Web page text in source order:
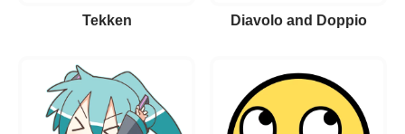
Tekken Diavolo and Doppio